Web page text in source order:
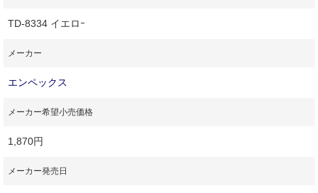
TD-8334 イエロｰ
メーカー
エンペックス
メーカー希望小売価格
1,870円
メーカー発売日